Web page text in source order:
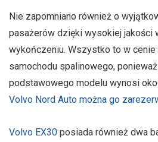
Nie zapomniano również o
pasażerów dzięki wysokiej jakości
wykończeniu. Wszystko to w cenie
samochodu spalinowego,
podstawowego modelu wynosi
Volvo Nord Auto można go
Volvo EX30 posiada również dwa